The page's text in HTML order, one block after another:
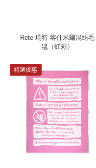
Rete 瑞特 喀什米爾混紡毛
毯（虹彩）
精選優惠